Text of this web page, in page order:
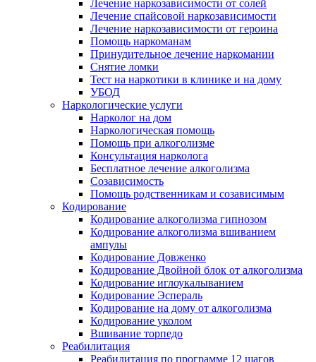
Лечение наркозависимости от солей
Лечение спайсовой наркозависимости
Лечение наркозависимости от героина
Помощь наркоманам
Принудительное лечение наркомании
Снятие ломки
Тест на наркотики в клинике и на дому
УБОД
Наркологические услуги
Нарколог на дом
Наркологическая помощь
Помощь при алкоголизме
Консультация нарколога
Бесплатное лечение алкоголизма
Созависимость
Помощь родственникам и созависимым
Кодирование
Кодирование алкоголизма гипнозом
Кодирование алкоголизма вшиванием
ампулы
Кодирование Довженко
Кодирование Двойной блок от алкоголизма
Кодирование иглоукалыванием
Кодирование Эспераль
Кодирование на дому от алкоголизма
Кодирование уколом
Вшивание торпедо
Реабилитация
Реабилитация по программе 12 шагов